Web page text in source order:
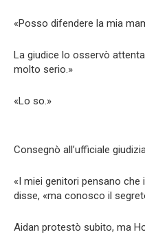
«Posso difendere la mia
La giudice lo osservò
molto serio.»
«Lo so.»
Consegnò all’ufficiale
«I miei genitori pensano
disse, «ma conosco il
Aidan protestò subito, ma